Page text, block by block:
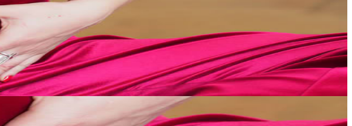
speciale al nutrimento e al rafforzamento del ventre come centro di...